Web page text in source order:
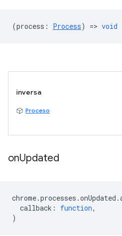
(process : Process) => void
inversa
Proceso
onUpdated
chrome.processes .onUpdated .
callback : function,
)